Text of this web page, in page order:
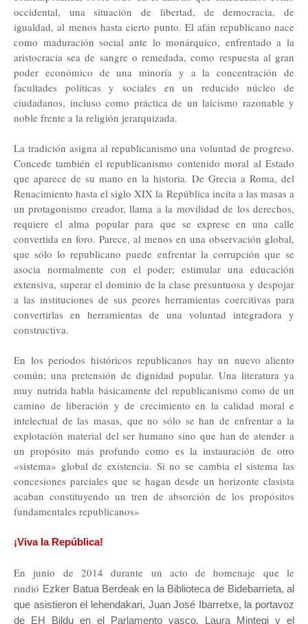
occidental, una situación de libertad, de democracia, de
igualdad, al menos hasta cierto punto. El afán republicano nace
como maduración social ante lo monárquico, enfrentado a la
aristocracia sea de sangre o remedada, como respuesta al gran
poder económico de una minoría y a la concentración de
facultades políticas y sociales en un reducido núcleo de
ciudadanos, incluso como práctica de un laicismo razonable y
noble frente a la religión jerarquizada.
La tradición asigna al republicanismo una voluntad de progreso.
Concede también el republicanismo contenido moral al Estado
que aparece de su mano en la historia. De Grecia a Roma, del
Renacimiento hasta el siglo XIX la República incita a las masas a
un protagonismo creador, llama a la movilidad de los derechos,
requiere el alma popular para que se exprese en una calle
convertida en foro. Parece, al menos en una observación global,
que sólo lo republicano puede enfrentar la corrupción que se
asocia normalmente con el poder; estimular una educación
extensiva, superar el dominio de la clase presuntuosa y despojar
a las instituciones de sus peores herramientas coercitivas para
convertirlas en herramientas de una voluntad integradora y
constructiva.
En los periodos históricos republicanos hay un nuevo aliento
común; una pretensión de dignidad popular. Una literatura ya
muy nutrida habla básicamente del republicanismo como de un
camino de liberación y de crecimiento en la calidad moral e
intelectual de las masas, que no sólo se han de enfrentar a la
explotación material del ser humano sino que han de atender a
un propósito más profundo como es la instauración de otro
«sistema» global de existencia. Si no se cambia el sistema las
concesiones parciales que se hagan desde un horizonte clasista
acaban constituyendo un tren de absorción de los propósitos
fundamentales republicanos»
¡Viva la República!
En junio de 2014 durante un acto de homenaje que le
rindió Ezker Batua Berdeak en la Biblioteca de Bidebarrieta, al
que asistieron el lehendakari, Juan José Ibarretxe, la portavoz
de EH Bildu en el Parlamento vasco, Laura Mintegi y el